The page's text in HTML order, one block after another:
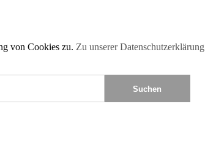
von Cookies zu. Zu unserer Datenschutzerklärung